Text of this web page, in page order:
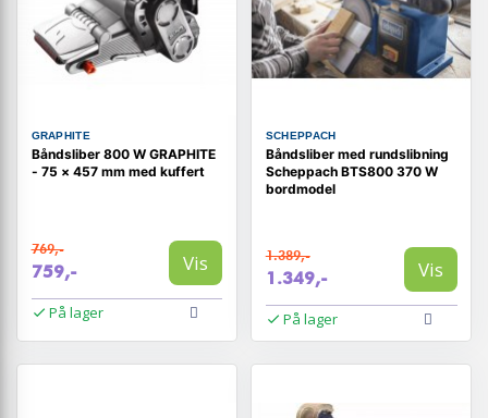
GRAPHITE
Båndsliber 800 W GRAPHITE
- 75 × 457 mm med kuffert
769,-
759,- Vis
På lager
SCHEPPACH
Båndsliber med rundslibning
Scheppach BTS800 370 W
bordmodel
1.389,-
1.349,- Vis
På lager